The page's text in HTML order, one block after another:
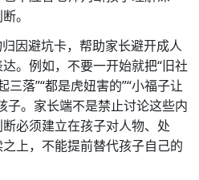
。
因避坑卡，帮助家长避开成人
。例如，不要一开始就把“旧社
三落”“都是虎妞害的”“小福子让
子。家长端不是禁止讨论这些内
必须建立在孩子对人物、处
上，不能提前替代孩子自己的